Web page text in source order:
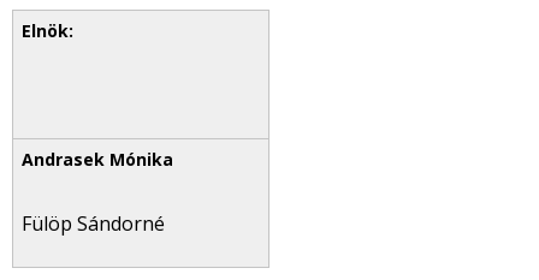
Fülöp Sándorné